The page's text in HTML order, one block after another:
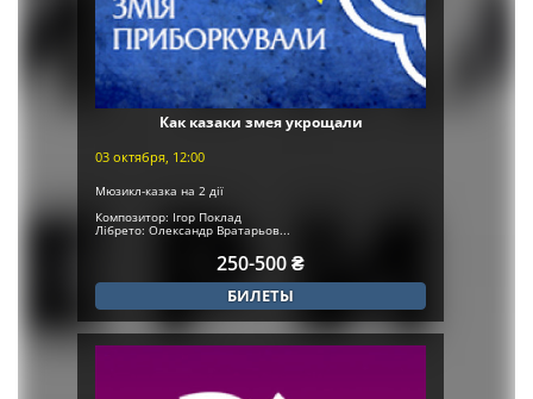
Как казаки змея укрощали
03 октября, 12:00
Мюзикл-казка на 2 дії
Композитор: Ігор Поклад
Лібрето: Олександр Вратарьов...
250-500 ₴
БИЛЕТЫ